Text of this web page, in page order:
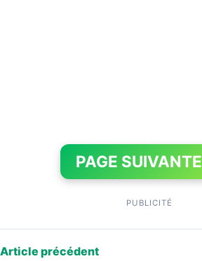
PAGE SUIVANTE
PUBLICITÉ
Article précédent